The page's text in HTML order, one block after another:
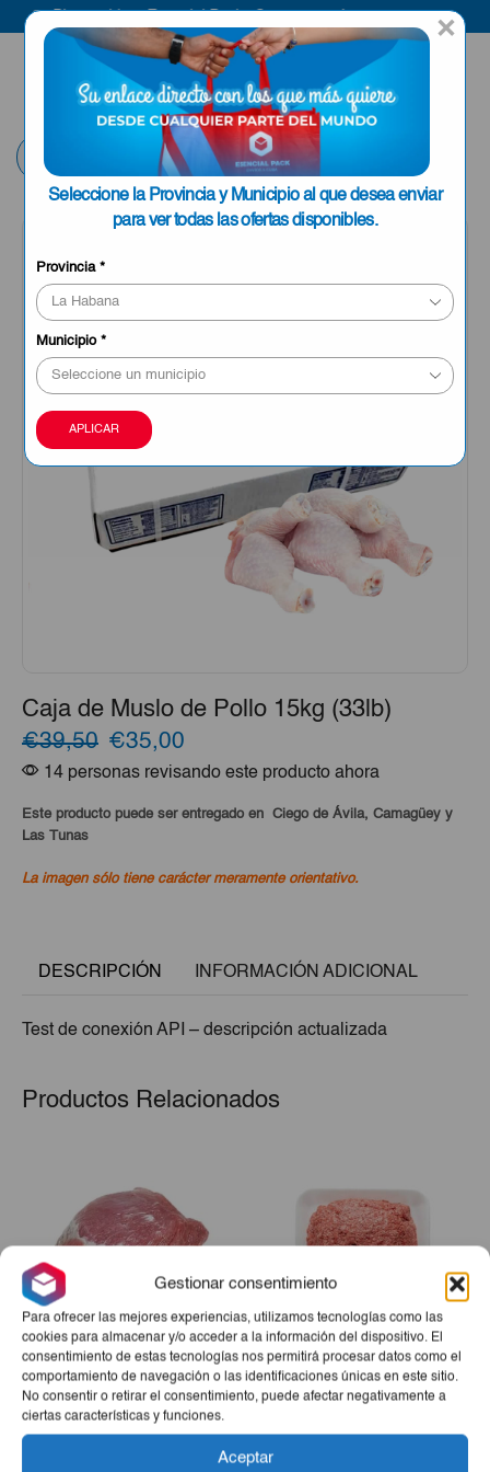
Gestionar consentimiento
Para ofrecer las mejores experiencias, utilizamos tecnologías como las
cookies para almacenar y/o acceder a la información del dispositivo. El
consentimiento de estas tecnologías nos permitirá procesar datos como el
comportamiento de navegación o las identificaciones únicas en este sitio.
No consentir o retirar el consentimiento, puede afectar negativamente a
ciertas características y funciones.
Aceptar
×
Seleccione la Provincia y Municipio al que desea enviar
para ver todas las ofertas disponibles.
Provincia*
Municipio*
APLICAR
Bienvenido a Esencial Pack
ENVIAR A LA
HABANA
Caja de Muslo de Pollo 15kg (33lb)
€39,50 El
precio
original
€39,50.
€35,00
precio
actual
€35,00.
14 personas revisando este producto ahora
Este producto puede ser entregado en Ciego de Ávila, Camagüey y
Las Tunas
La imagen sólo tiene carácter meramente orientativo.
DESCRIPCIÓN INFORMACIÓN ADICIONAL
Test de conexión API – descripción actualizada
Productos Relacionados
Boliche De Cerdo 10Lb
€27,65
Picadillo MDM De Pollo
800g